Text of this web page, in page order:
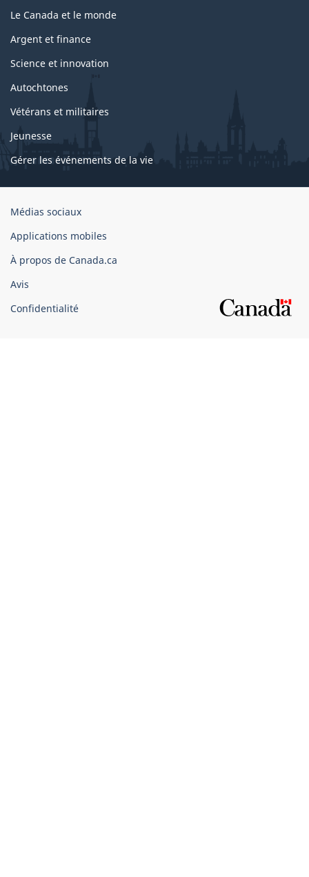
de
mesure
(figurant
comme
en-
de
Le Canada et le monde
Argent et finance
Science et innovation
Autochtones
Vétérans et militaires
Jeunesse
Gérer les événements de la vie
Organisation
gouvernement
du
Canada
Médias sociaux
Applications mobiles
À propos de Canada.ca
Avis
Confidentialité